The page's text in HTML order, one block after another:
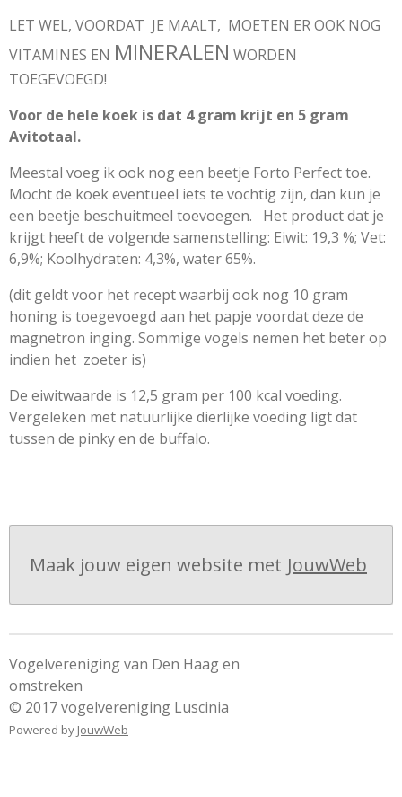
LET WEL, VOORDAT JE MAALT, MOETEN ER OOK NOG
VITAMINES EN MINERALEN WORDEN
TOEGEVOEGD!
Voor de hele koek is dat 4 gram krijt en 5 gram
Avitotaal.
Meestal voeg ik ook nog een beetje Forto Perfect toe.
Mocht de koek eventueel iets te vochtig zijn, dan kun je
een beetje beschuitmeel toevoegen. Het product dat je
krijgt heeft de volgende samenstelling: Eiwit: 19,3 %; Vet:
6,9%; Koolhydraten: 4,3%, water 65%.
(dit geldt voor het recept waarbij ook nog 10 gram
honing is toegevoegd aan het papje voordat deze de
magnetron inging. Sommige vogels nemen het beter op
indien het zoeter is)
De eiwitwaarde is 12,5 gram per 100 kcal voeding.
Vergeleken met natuurlijke dierlijke voeding ligt dat
tussen de pinky en de buffalo.
Maak jouw eigen website met JouwWeb
Vogelvereniging van Den Haag en
© 2017 vogelvereniging Luscinia
Powered by JouwWeb